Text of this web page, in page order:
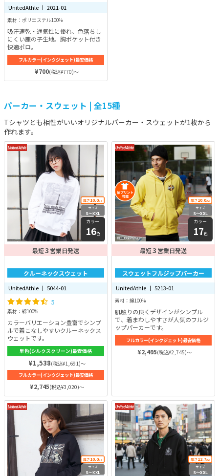
UnitedAthle 丨 2021-01
素材：ポリエステル100%
吸汗速乾・通気性に優れ、色落ちし
にくい鹿の子生地。胸ポケット付き
快適ポロ。
フルカラー(インクジェット)最安価格
¥700(税込¥770)～
パーカー・スウェット | 全15種
Tシャツとも相性がいいオリジナルパーカー・スウェットが1枚から
作れます。
厚さ10.0oz
サイズ
S〜XXL
カラー
16色
最短3 営業日発送
クルーネックスウェット
UnitedAthle 丨 5044-01
5
素材：綿100%
カラーバリエーション豊富でシンプ
ルで着こなしやすいクルーネックス
ウェットです。
単色(シルクスクリーン)最安価格
¥1,538(税込¥1,691)～
フルカラー(インクジェット)最安価格
¥2,745(税込¥3,020)～
厚さ10.0oz
サイズ
S〜XXL
カラー
17色
最短3 営業日発送
スウェットフルジップパーカー
UnitedAthle 丨 5213-01
素材：綿100%
肌触りの良くデザインがシンプル
で、着まわしやすさが人気のフルジ
ップパーカーです。
フルカラー(インクジェット)最安価格
¥2,495(税込¥2,745)～
厚さ10.0oz
サイズ
S〜XXL
厚さ12.7oz
サイズ
S〜XXL